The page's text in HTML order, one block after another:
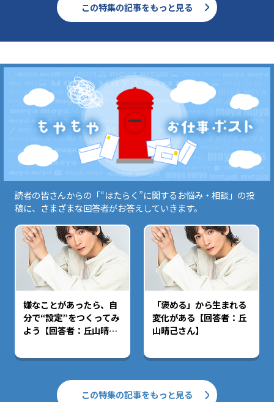
この特集の記事をもっと見る
読者の皆さんからの「“はたらく”に関するお悩み・相談」の投
稿に、さまざまな回答者がお答えしていきます。
嫌なことがあったら、自
分で“設定”をつくってみ
よう【回答者：丘山晴己
「褒める」から生まれる
変化がある【回答者：丘
山晴己さん】
この特集の記事をもっと見る